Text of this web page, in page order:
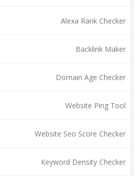
Alexa Rank Checker
Backlink Maker
Domain Age Checker
Website Ping Tool
Website Seo Score Checker
Keyword Density Checker